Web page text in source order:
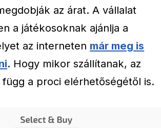
az árat. A vállalat
a játékosoknak ajánlja a
az interneten már meg is
. Hogy mikor szállítanak, az
a proci elérhetőségétől is.